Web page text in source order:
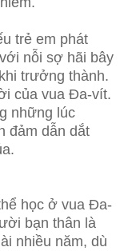
trẻ em phát
nỗi sợ hãi bây
trưởng thành.
của vua Đa-vít.
những lúc
đảm dẫn dắt
học ở vua Đa-
bạn thân là
nhiều năm, dù